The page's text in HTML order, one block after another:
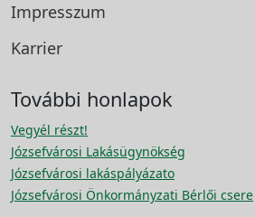
Impresszum
Karrier
További honlapok
Vegyél részt!
Józsefvárosi Lakásügynökség
Józsefvárosi lakáspályázato
Józsefvárosi Önkormányzati Bérlői csere